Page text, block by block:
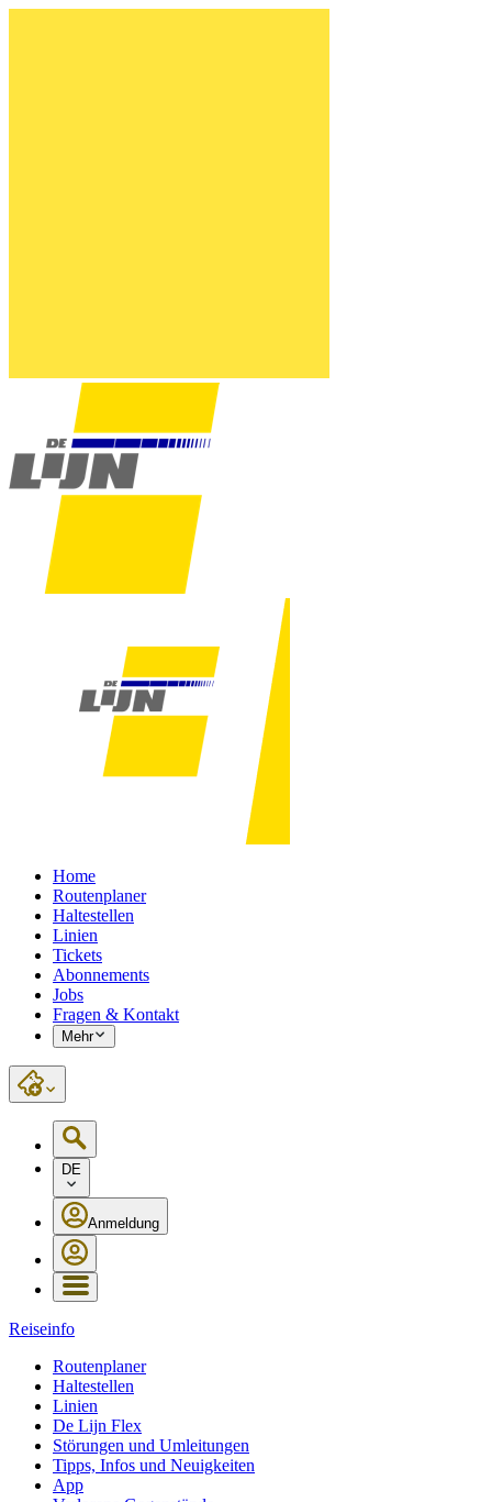
Home
Routenplaner
Haltestellen
Linien
Tickets
Abonnements
Jobs
Fragen & Kontakt
Mehr
DE
Anmeldung
Reiseinfo
Routenplaner
Haltestellen
Linien
De Lijn Flex
Störungen und Umleitungen
Tipps, Infos und Neuigkeiten
App